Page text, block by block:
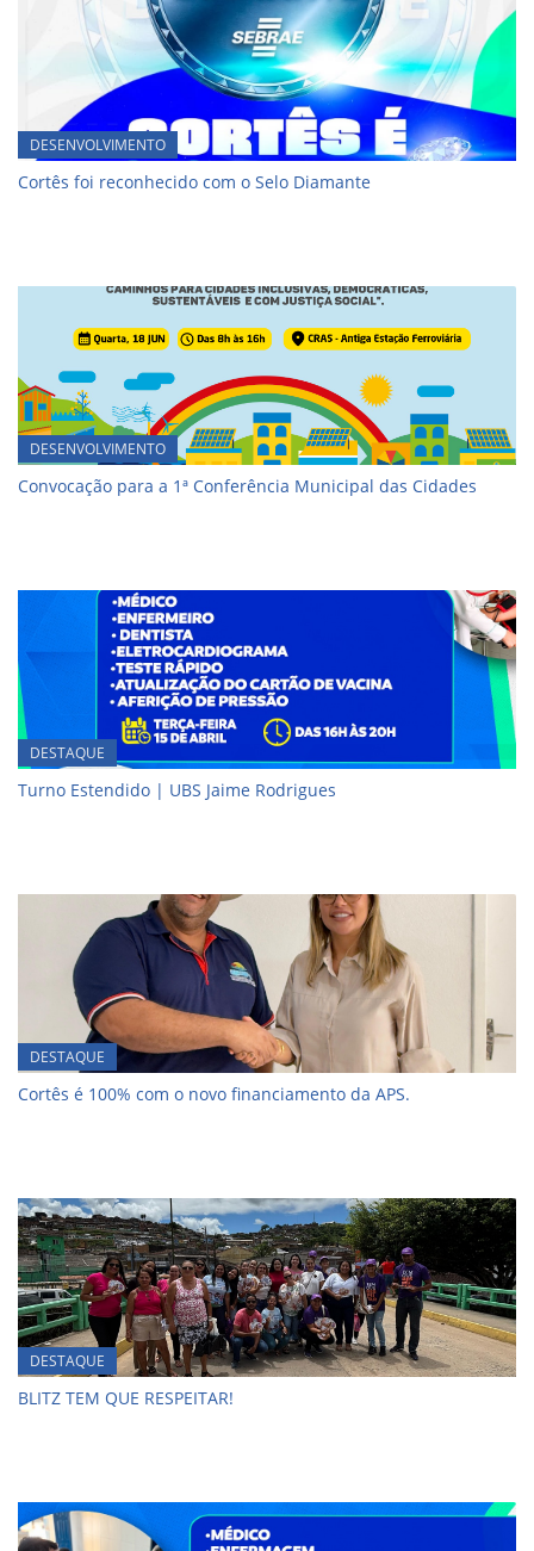
DESENVOLVIMENTO
Cortês foi reconhecido com o Selo Diamante
DESENVOLVIMENTO
Convocação para a 1ª Conferência Municipal das Cidades
DESTAQUE
Turno Estendido | UBS Jaime Rodrigues
DESTAQUE
Cortês é 100% com o novo financiamento da APS.
DESTAQUE
BLITZ TEM QUE RESPEITAR!